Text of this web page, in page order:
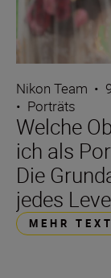
Nikon Team •
• Porträts
Welche
ich als
Die
jedes
MEHR TEXT